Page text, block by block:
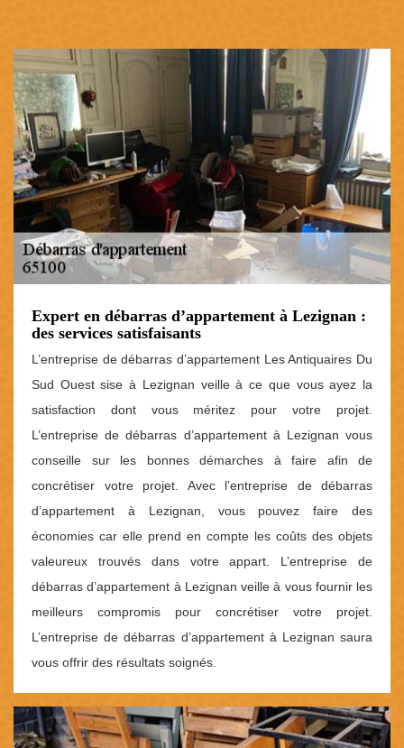
Expert en débarras d’appartement à Lezignan :
des services satisfaisants
L’entreprise de débarras d’appartement Les Antiquaires Du
Sud Ouest sise à Lezignan veille à ce que vous ayez la
satisfaction dont vous méritez pour votre projet.
L’entreprise de débarras d’appartement à Lezignan vous
conseille sur les bonnes démarches à faire afin de
concrétiser votre projet. Avec l’entreprise de débarras
d’appartement à Lezignan, vous pouvez faire des
économies car elle prend en compte les coûts des objets
valeureux trouvés dans votre appart. L’entreprise de
débarras d’appartement à Lezignan veille à vous fournir les
meilleurs compromis pour concrétiser votre projet.
L’entreprise de débarras d’appartement à Lezignan saura
vous offrir des résultats soignés.